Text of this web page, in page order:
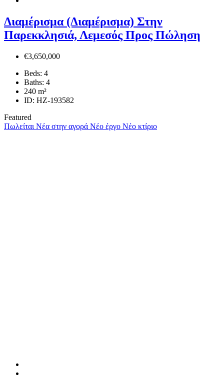
Διαμέρισμα (Διαμέρισμα) Στην
Παρεκκλησιά, Λεμεσός Προς Πώληση
€3,650,000
Beds: 4
Baths: 4
240 m²
ID: HZ-193582
Featured
Πωλείται Νέα στην αγορά Νέο έργο Νέο κτίριο